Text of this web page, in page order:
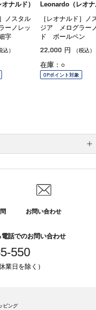
ナルド）
ノスタル
ーノレッ
字
込）
Leonardo（レオ
［レオナルド］ノ
ジア メログラー
ド ボールペン
22,000 円 （税込）
在庫：○
OPポイント対象
お問い合わせ
話でのお問い合わせ
550
業日を除く）
ピング